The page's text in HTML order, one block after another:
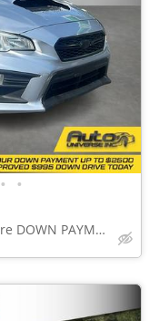
• •
All advertised prices are DOWN PAYMENTS